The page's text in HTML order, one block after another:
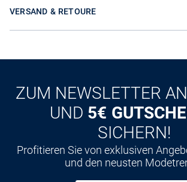
VERSAND & RETOURE
ZUM NEWSLETTER
UND 5€
SICHERN!
Profitieren Sie von exklusiven
und den neusten